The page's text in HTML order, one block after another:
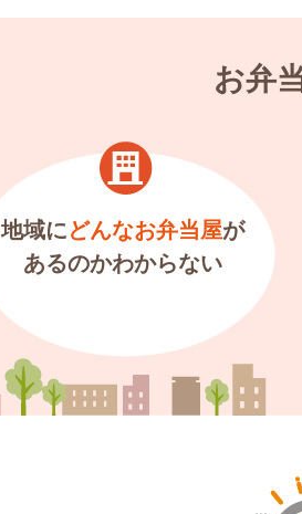
お弁
地域にどんなお弁当屋が
あるのかわからない